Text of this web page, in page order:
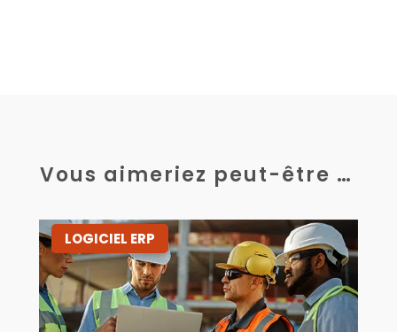
Vous aimeriez peut-être …
LOGICIEL ERP